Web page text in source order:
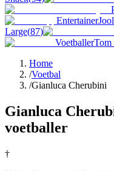
Entertainer
Large(87)
VoetballerTom
Home
/Voetbal
/Gianluca Cherubini
Gianluca
voetballer
†